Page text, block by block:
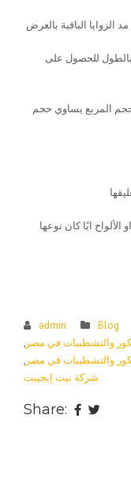
الزوايا الباقية بالعرض
بالطول للحصول على
المربع يساوي حجم
ايًا كان نوعها
admin Blog
والتشطيبات في مصر ,
والتشطيبات في مصر ,
شركة نيت إيجيبت
Share: